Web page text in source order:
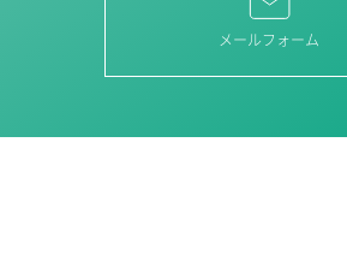
メールフォーム